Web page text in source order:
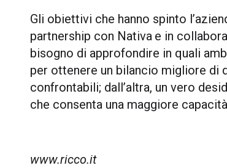
Gli obiettivi che hanno spinto
partnership con Nativa e in
bisogno di approfondire in quali
per ottenere un bilancio migliore di
confrontabili; dall’altra, un vero
che consenta una maggiore
www.ricco.it